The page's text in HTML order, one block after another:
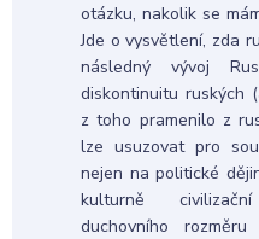
otázku, nakolik se
Jde o vysvětlení, zda
následný vývoj
diskontinuitu ruských
z toho pramenilo z
lze usuzovat pro
nejen na politické
kulturně
duchovního